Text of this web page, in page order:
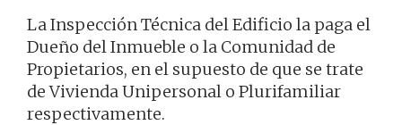
La Inspección Técnica del Edificio la paga el
Dueño del Inmueble o la Comunidad de
Propietarios, en el supuesto de que se trate
de Vivienda Unipersonal o Plurifamiliar
respectivamente.